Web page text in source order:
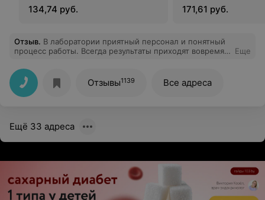
134,74 руб.
171,61 руб.
Отзыв. В лаборатории приятный персонал и понятный
процесс работы. Всегда результаты приходят вовремя.
моих анализов и большие изменения, связалась со
мной и уточнила возможные причины этих изменений.
Такая внимательность вызывает доверие. Рекомендую!
Еще
Отзывы1139 Все адреса
Ещё 33 адреса